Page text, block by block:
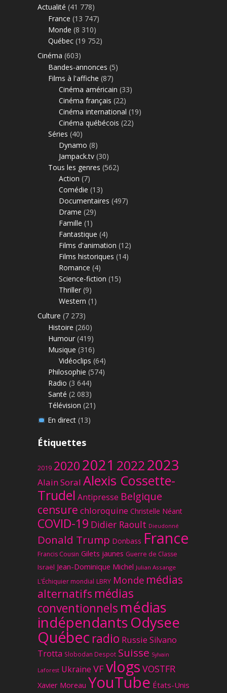
Actualité (41 778)
France (13 747)
Monde (8 310)
Québec (19 752)
Cinéma (603)
Bandes-annonces (5)
Films à l'affiche (87)
Cinéma américain (33)
Cinéma français (22)
Cinéma international (19)
Cinéma québécois (22)
Séries (40)
Dynamo (8)
Jampack.tv (30)
Tous les genres (562)
Action (7)
Comédie (13)
Documentaires (497)
Drame (29)
Famille (1)
Fantastique (4)
Films d'animation (12)
Films historiques (14)
Romance (4)
Science-fiction (15)
Thriller (9)
Western (1)
Culture (7 273)
Histoire (260)
Humour (419)
Musique (316)
Vidéoclips (64)
Philosophie (574)
Radio (3 644)
Santé (2 083)
Télévision (21)
En direct(13)
Étiquettes
2019 20202021 20222023
Alain Soral Alexis Cossette-
Trudel Antipresse Belgique
censure chloroquine Christelle Néant
COVID-19 Didier Raoult Dieudonné
Donald Trump Donbass France
Francis Cousin Gilets jaunes Guerre de Classe
Israël Jean-Dominique Michel Julian Assange
L'Échiquier mondial LBRY Monde médias
alternatifs médias
conventionnels médias
indépendantsOdysee
Québec radio Russie Silvano
Trotta Slobodan Despot Suisse Sylvain
Laforest Ukraine VFvlogs VOSTFR
Xavier Moreau YouTube États-Unis